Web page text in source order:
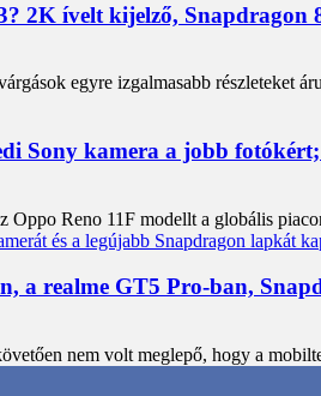
2K ívelt kijelző, Snapdragon
egyre izgalmasabb részleteket
Sony kamera a jobb
Oppo Reno 11F modellt a globális
a realme GT5 Pro-ban,
nem volt meglepő, hogy a